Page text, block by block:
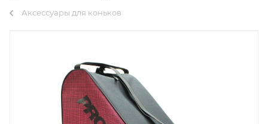
Аксессуары для коньков